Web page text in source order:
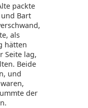
packte
Bart
als
hätten
Seite lag,
Beide
und
der